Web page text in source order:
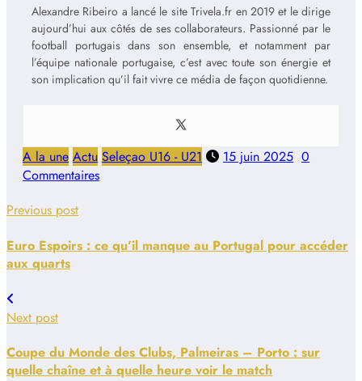
Alexandre Ribeiro a lancé le site Trivela.fr en 2019 et le dirige
aujourd’hui aux côtés de ses collaborateurs. Passionné par le
football portugais dans son ensemble, et notamment par
l’équipe nationale portugaise, c’est avec toute son énergie et
son implication qu’il fait vivre ce média de façon quotidienne.
A la une Actu Seleçao U16 - U21 15 juin 2025 0
Commentaires
Previous post
Euro Espoirs : ce qu’il manque au Portugal pour accéder
aux quarts
Next post
Coupe du Monde des Clubs, Palmeiras – Porto : sur
quelle chaîne et à quelle heure voir le match